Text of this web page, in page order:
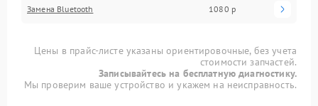
Замена Bluetooth 1080 р
Цены в прайс-листе указаны ориентировочные, без учета
стоимости запчастей.
Записывайтесь на бесплатную диагностику.
Мы проверим ваше устройство и укажем на неисправность.